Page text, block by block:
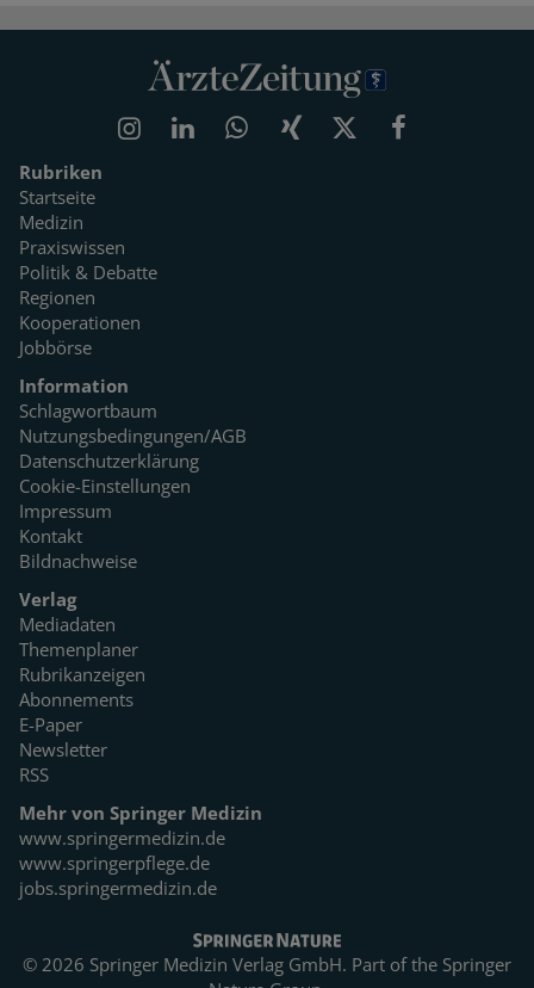
Rubriken
Startseite
Medizin
Praxiswissen
Politik & Debatte
Regionen
Kooperationen
Jobbörse
Information
Schlagwortbaum
Nutzungsbedingungen/AGB
Datenschutzerklärung
Cookie-Einstellungen
Impressum
Kontakt
Bildnachweise
Verlag
Mediadaten
Themenplaner
Rubrikanzeigen
Abonnements
E-Paper
Newsletter
RSS
Mehr von Springer Medizin
www.springermedizin.de
www.springerpflege.de
jobs.springermedizin.de
© 2026 Springer Medizin Verlag GmbH. Part of the Springer